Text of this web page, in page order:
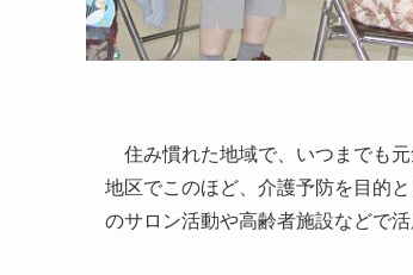
住み慣れた地域で、いつまでも
地区でこのほど、介護予防を目的
のサロン活動や高齢者施設などで